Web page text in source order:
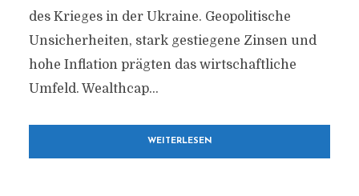
des Krieges in der Ukraine. Geopolitische
Unsicherheiten, stark gestiegene Zinsen und
hohe Inflation prägten das wirtschaftliche
Umfeld. Wealthcap...
WEITERLESEN